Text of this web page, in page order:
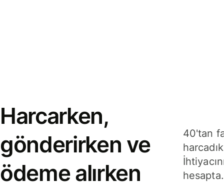
Harcarken,
gönderirken ve
ödeme alırken
40'tan
hesapta.